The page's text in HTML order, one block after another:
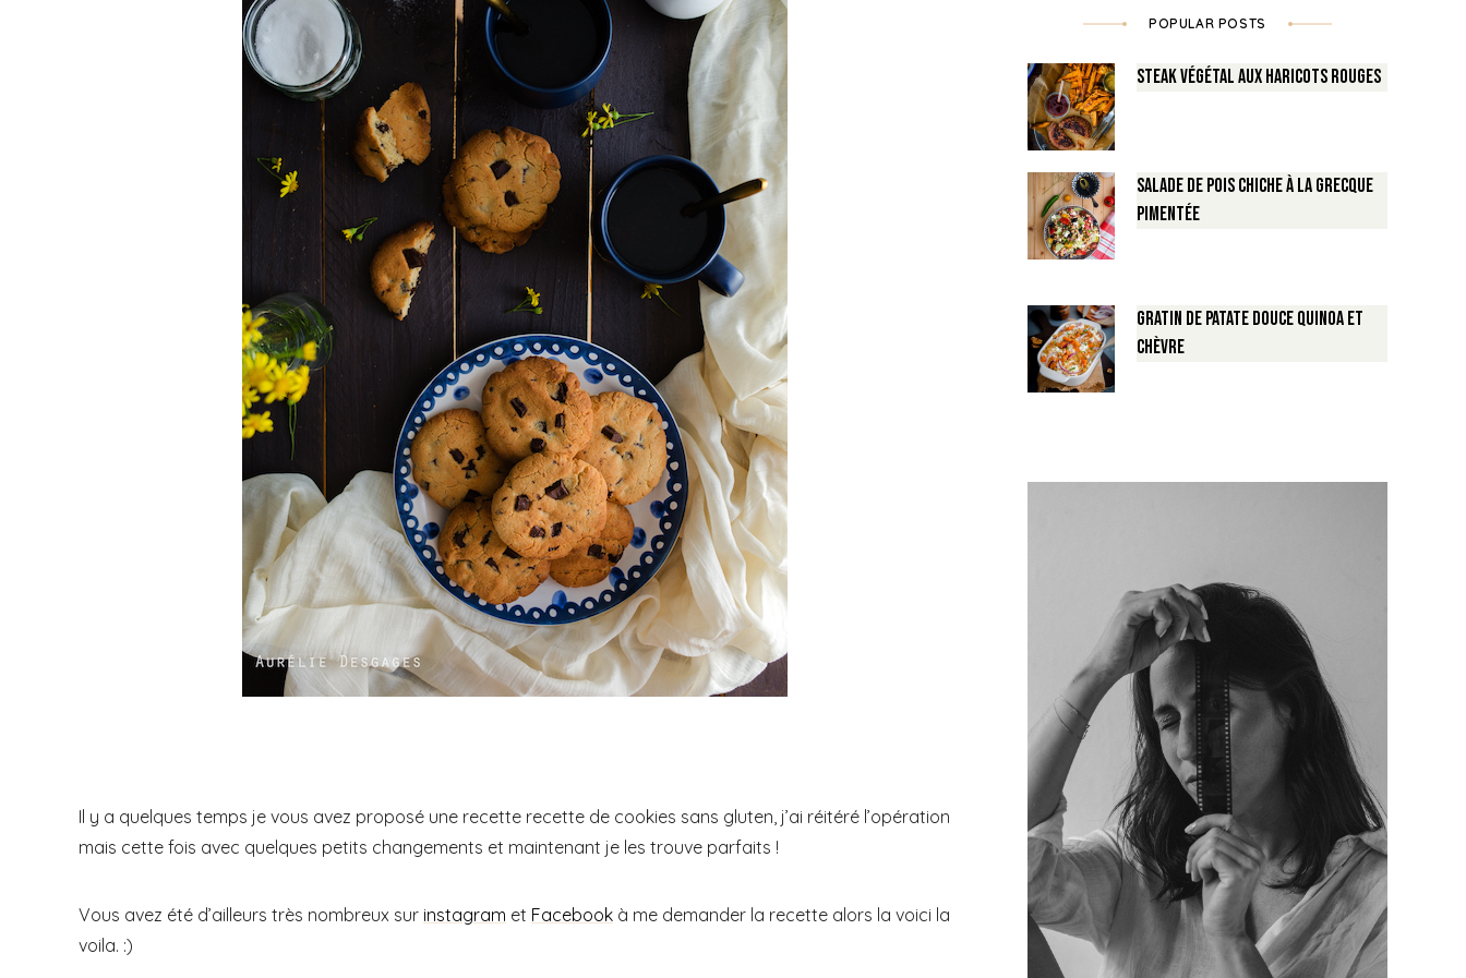
Il y a quelques temps je vous avez proposé une recette recette de cookies sans gluten, j’ai réitéré l’opération
mais cette fois avec quelques petits changements et maintenant je les trouve parfaits !
Vous avez été d’ailleurs très nombreux sur instagram et Facebook à me demander la recette alors la voici la
voila. :)
POPULAR POSTS
Steak végétal aux haricots rouges
Salade de Pois chiche à la Grecque
pimentée
Gratin de Patate douce Quinoa et
Chèvre